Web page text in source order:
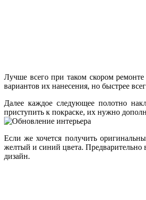
Лучше всего при таком скором
вариантов их нанесения, но быстрее
Далее каждое следующее полотно
приступить к покраске, их нужно
Если же хочется получить
желтый и синий цвета. Предварительно
дизайн.